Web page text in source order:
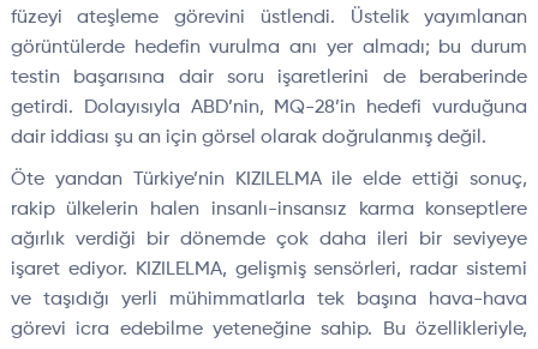
füzeyi ateşleme görevini üstlendi. Üstelik yayımlanan
görüntülerde hedefin vurulma anı yer almadı; bu durum
testin başarısına dair soru işaretlerini de beraberinde
getirdi. Dolayısıyla ABD’nin, MQ-28’in hedefi vurduğuna
dair iddiası şu an için görsel olarak doğrulanmış değil.
Öte yandan Türkiye’nin KIZILELMA ile elde ettiği sonuç,
rakip ülkelerin halen insanl ı-insansız karma konseptlere
ağırlık verdiği bir dönemde çok daha ileri bir seviyeye
işaret ediyor. KIZILELMA, gelişmiş sensörleri, radar sistemi
ve taşıdığı yerli mühimmatlarla tek başına hava-hava
görevi icra edebilme yeteneğine sahip. Buözellikleriyle,